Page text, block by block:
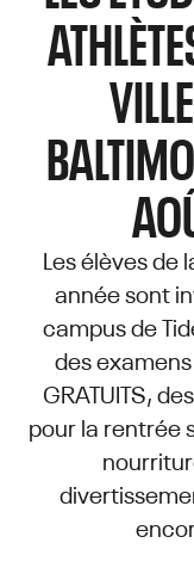
Les élèves de
année sont
campus de
des
GRATUITS,
pour la rentrée